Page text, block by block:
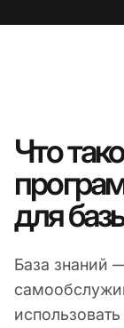
Что
для
База знаний